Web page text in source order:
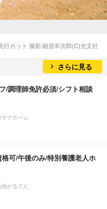
行カット 撮影:細居幸次郎(C)光文社
さらに見る
/調理師免許必須/シフト相談
ナホーム
格可/午後のみ/特別養護老人ホ
がるてん